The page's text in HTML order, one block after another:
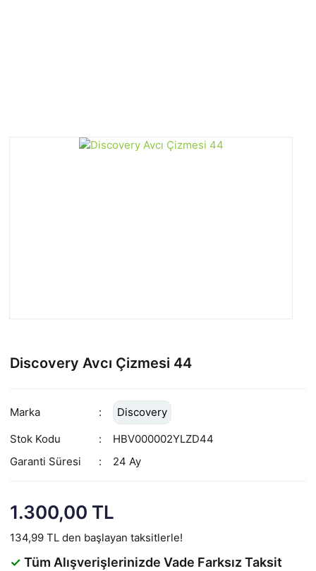
Discovery Avcı Çizmesi 44
Marka
Discovery
Stok Kodu
HBV000002YLZD44
Garanti Süresi
24 Ay
1.300,00 TL
134,99 TL den başlayan taksitlerle!
✓ Tüm Alışverişlerinizde Vade Farksız Taksit